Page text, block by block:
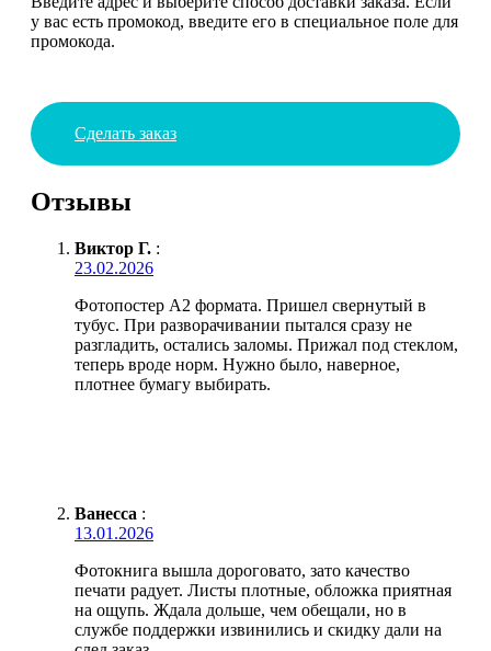
у вас есть промокод, введите его в специальное поле для
промокода.
Сделать заказ
Отзывы
Виктор Г. :
23.02.2026
Фотопостер А2 формата. Пришел свернутый в
тубус. При разворачивании пытался сразу не
разгладить, остались заломы. Прижал под стеклом,
теперь вроде норм. Нужно было, наверное,
плотнее бумагу выбирать.
Ванесса :
13.01.2026
Фотокнига вышла дороговато, зато качество
печати радует. Листы плотные, обложка приятная
на ощупь. Ждала дольше, чем обещали, но в
службе поддержки извинились и скидку дали на